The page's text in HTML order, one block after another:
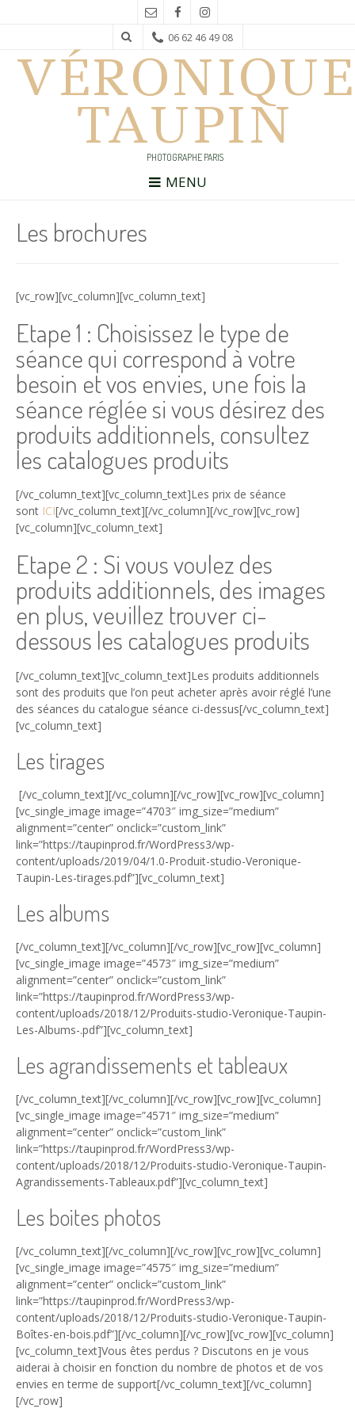
06 62 46 49 08
VÉRONIQUE
TAUPIN
PHOTOGRAPHE PARIS
MENU
Les brochures
[vc_row][vc_column][vc_column_text]
Etape 1 : Choisissez le type de
séance qui correspond à votre
besoin et vos envies, une fois la
séance réglée si vous désirez des
produits additionnels, consultez
les catalogues produits
[/vc_column_text][vc_column_text]Les prix de séance
sont ICI[/vc_column_text][/vc_column][/vc_row][vc_row]
[vc_column][vc_column_text]
Etape 2 : Si vous voulez des
produits additionnels, des images
en plus, veuillez trouver ci-
dessous les catalogues produits
[/vc_column_text][vc_column_text]Les produits additionnels
sont des produits que l’on peut acheter après avoir réglé l’une
des séances du catalogue séance ci-dessus[/vc_column_text]
[vc_column_text]
Les tirages
[/vc_column_text][/vc_column][/vc_row][vc_row][vc_column]
[vc_single_image image=”4703″ img_size=”medium”
alignment=”center” onclick=”custom_link”
link=”https://taupinprod.fr/WordPress3/wp-
content/uploads/2019/04/1.0-Produit-studio-Veronique-
Taupin-Les-tirages.pdf”][vc_column_text]
Les albums
[/vc_column_text][/vc_column][/vc_row][vc_row][vc_column]
[vc_single_image image=”4573″ img_size=”medium”
alignment=”center” onclick=”custom_link”
link=”https://taupinprod.fr/WordPress3/wp-
content/uploads/2018/12/Produits-studio-Veronique-Taupin-
Les-Albums-.pdf”][vc_column_text]
Les agrandissements et tableaux
[/vc_column_text][/vc_column][/vc_row][vc_row][vc_column]
[vc_single_image image=”4571″ img_size=”medium”
alignment=”center” onclick=”custom_link”
link=”https://taupinprod.fr/WordPress3/wp-
content/uploads/2018/12/Produits-studio-Veronique-Taupin-
Agrandissements-Tableaux.pdf”][vc_column_text]
Les boites photos
[/vc_column_text][/vc_column][/vc_row][vc_row][vc_column]
[vc_single_image image=”4575″ img_size=”medium”
alignment=”center” onclick=”custom_link”
link=”https://taupinprod.fr/WordPress3/wp-
content/uploads/2018/12/Produits-studio-Veronique-Taupin-
Boîtes-en-bois.pdf”][/vc_column][/vc_row][vc_row][vc_column]
[vc_column_text]Vous êtes perdus ? Discutons en je vous
aiderai à choisir en fonction du nombre de photos et de vos
envies en terme de support[/vc_column_text][/vc_column]
[/vc_row]